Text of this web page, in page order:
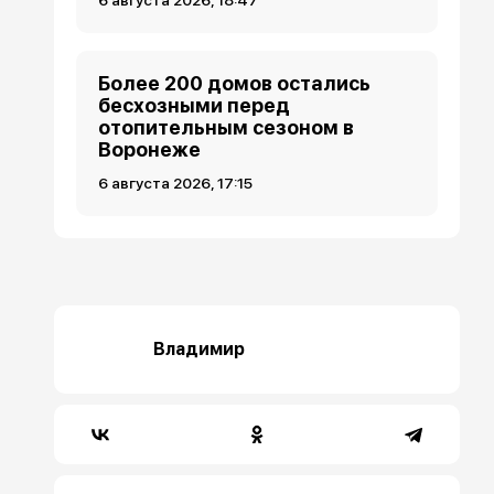
Более 200 домов остались
бесхозными перед
отопительным сезоном в
Воронеже
6 августа 2026, 17:15
Владимир